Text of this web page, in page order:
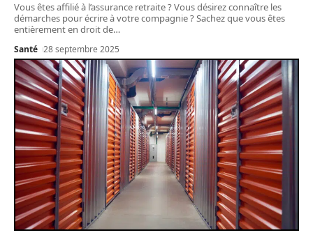
Vous êtes affilié à l’assurance retraite ? Vous désirez connaître les
démarches pour écrire à votre compagnie ? Sachez que vous êtes
entièrement en droit de…
Santé 28 septembre 2025